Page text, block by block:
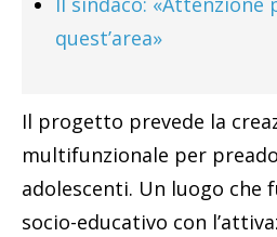
quest’area»
Il progetto prevede la
multifunzionale per
adolescenti. Un luogo che
socio-educativo con